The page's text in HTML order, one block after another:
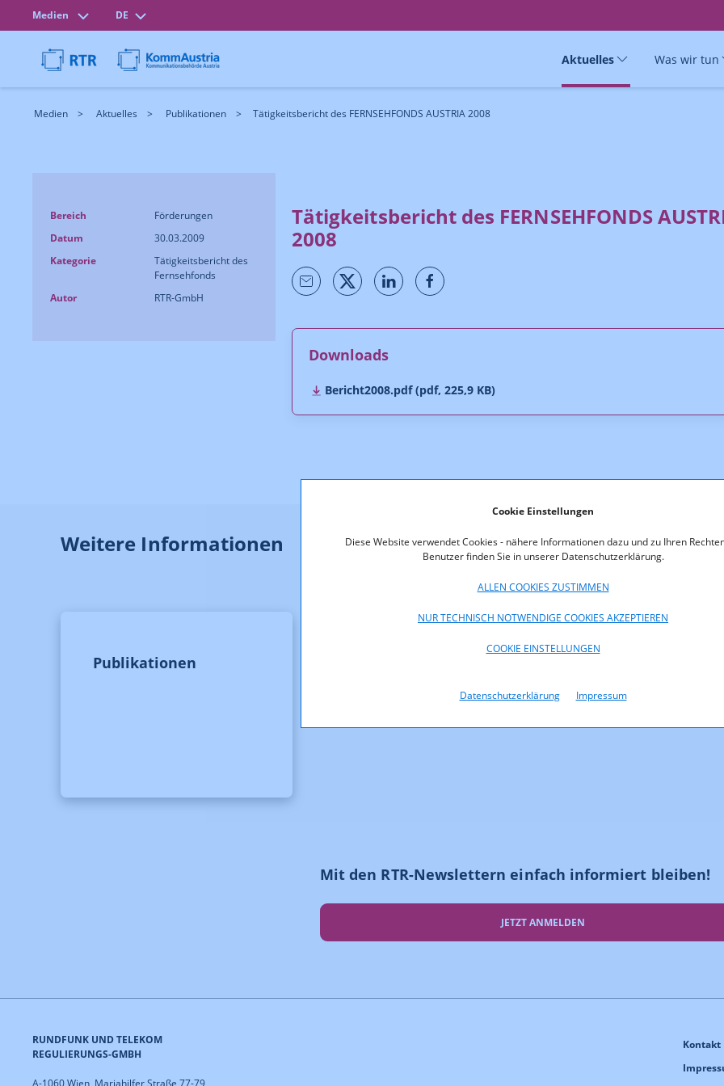
Cookie Einstellungen
Diese Website verwendet Cookies - nähere Informationen dazu und zu Ihren
Benutzer finden Sie in unserer Datenschutzerklärung.
ALLEN COOKIES ZUSTIMMEN
NUR TECHNISCH NOTWENDIGE COOKIES AKZEPTIEREN
COOKIE EINSTELLUNGEN
Datenschutzerklärung Impressum
Medien DE
Aktuelles Was wir tun
Medien Aktuelles Publikationen Tätigkeitsbericht des FERNSEHFONDS AUSTRIA 2008
Bereich
Förderungen
Datum
30.03.2009
Kategorie
Tätigkeitsbericht des
Fernsehfonds
Autor
RTR-GmbH
Tätigkeitsbericht des FERNSEHFONDS
2008
Downloads
Bericht2008.pdf (pdf, 225,9 KB)
Weitere Informationen
Publikationen
Mit den RTR-Newslettern einfach informiert bleiben!
JETZT ANMELDEN
RUNDFUNK UND TELEKOM
REGULIERUNGS-GMBH
A-1060 Wien, Mariahilfer Straße 77-79
Kontakt